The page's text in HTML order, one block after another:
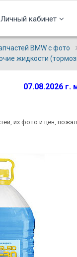
Личный кабинет
BMW с фото
жидкости
07.08.2026 г.
их фото и цен,